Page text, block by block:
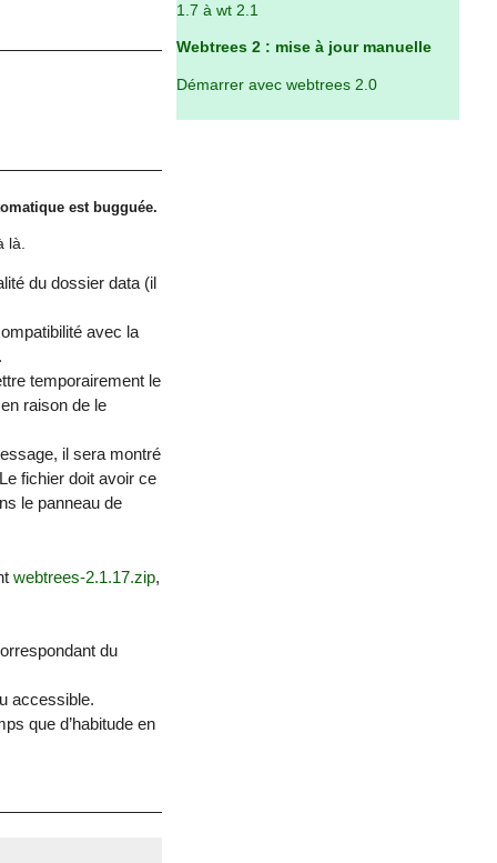
est bugguée.
là.
du dossier data (il
avec la
temporairement le
raison de le
il sera montré
fichier doit avoir ce
le panneau de
webtrees-2.1.17.zip,
du
accessible.
que d’habitude en
1.7 à wt 2.1
Webtrees 2 : mise à jour manuelle
Démarrer avec webtrees 2.0